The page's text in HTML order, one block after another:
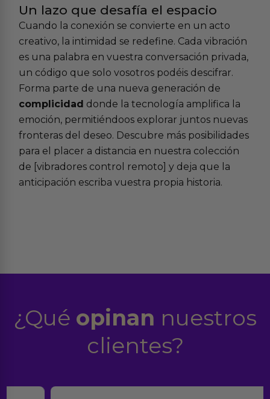
Un lazo que desafía el espacio
Cuando la conexión se convierte en un acto
creativo, la intimidad se redefine. Cada vibración
es una palabra en vuestra conversación privada,
un código que solo vosotros podéis descifrar.
Forma parte de una nueva generación de
complicidad donde la tecnología amplifica la
emoción, permitiéndoos explorar juntos nuevas
fronteras del deseo. Descubre más posibilidades
para el placer a distancia en nuestra colección
de [vibradores control remoto] y deja que la
anticipación escriba vuestra propia historia.
¿Qué opinan nuestros
clientes?